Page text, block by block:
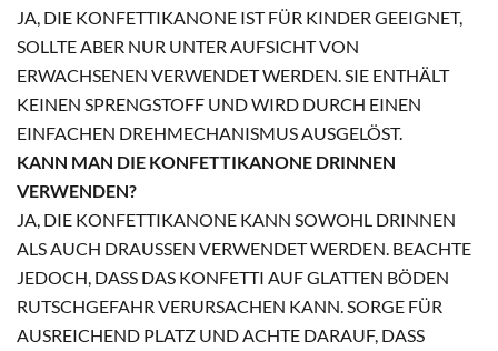
JA, DIE KONFETTIKANONE IST FÜR KINDER GEEIGNET,
SOLLTE ABER NUR UNTER AUFSICHT VON
ERWACHSENEN VERWENDET WERDEN. SIE ENTHÄLT
KEINEN SPRENGSTOFF UND WIRD DURCH EINEN
EINFACHEN DREHMECHANISMUS AUSGELÖST.
KANN MAN DIE KONFETTIKANONE DRINNEN
VERWENDEN?
JA, DIE KONFETTIKANONE KANN SOWOHL DRINNEN
ALS AUCH DRAUSSEN VERWENDET WERDEN. BEACHTE J
EDOCH, DASS DAS KONFETTI AUF GLATTEN BÖDEN R
UTSCHGEFAHR VERURSACHEN KANN. SORGE FÜR A
USREICHEND PLATZ UND ACHTE DARAUF, DASS K